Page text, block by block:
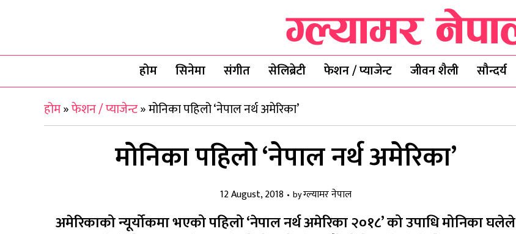
होम सिनेमा संगीत सेलिब्रेटी फेशन / प्याजेन्ट जीवन शैली सौन्दर्य
होम»फेशन / प्याजेन्ट»मोनिका पहिलो ‘नेपाल नर्थ अमेरिका’
मोनिका पहिलो ‘नेपाल नर्थ अमेरिका’
12 August, 2018 byग्ल्यामर नेपाल
अमेरिकाको न्यूर्योकमा भएको पहिलो ‘नेपाल नर्थ अमेरिका २०१८’ को उपाधि मोनिका घलेले